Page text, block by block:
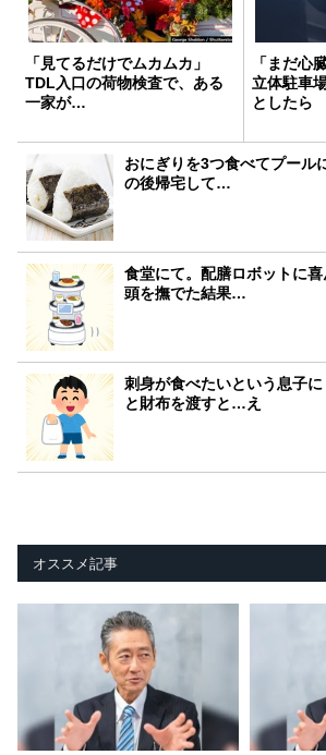
「見てるだけでムカムカ」
TDL入口の荷物検査で、ある
一家が…
「まだ心
立体駐車
としたら
おにぎりを3つ食べてプール
の後帰宅して…
食堂にて。配膳ロボットに喜
頭を撫でた結果…
刺身が食べたいという息子に
と財布を渡すと…え
オススメ記事